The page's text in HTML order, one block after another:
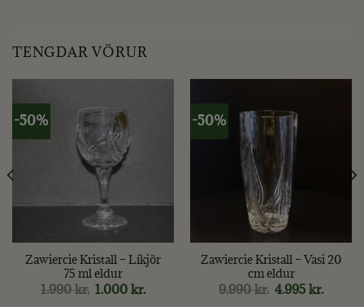
TENGDAR VÖRUR
-50%
Zawiercie Kristall – Líkjör
75 ml eldur
1.990kr. Original
price
1.000kr.
price
-50%
Zawiercie Kristall – Vasi 20
cm eldur
9.990kr. Original
price
4.995kr.
price